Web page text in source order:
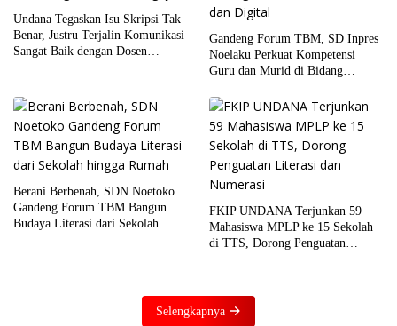
Undana Tegaskan Isu Skripsi Tak
Benar, Justru Terjalin Komunikasi
Sangat Baik dengan Dosen
Gandeng Forum TBM, SD Inpres
Noelaku Perkuat Kompetensi
Guru dan Murid di Bidang
Berani Berbenah, SDN Noetoko
Gandeng Forum TBM Bangun
Budaya Literasi dari Sekolah
FKIP UNDANA Terjunkan 59
Mahasiswa MPLP ke 15 Sekolah
di TTS, Dorong Penguatan
Selengkapnya